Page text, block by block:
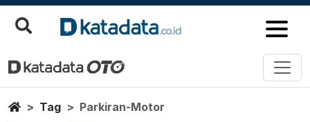
Parkiran Motor
Berita Terbaru
HomeTag Parkiran-Motor